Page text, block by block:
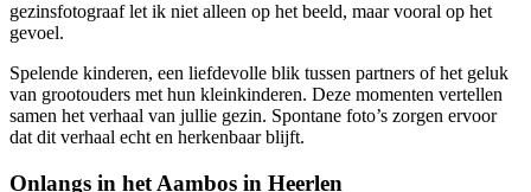
gezinsfotograaf let ik niet alleen op het beeld, maar vooral op het
gevoel.
Spelende kinderen, een liefdevolle blik tussen partners of het geluk
van grootouders met hun kleinkinderen. Deze momenten vertellen
samen het verhaal van jullie gezin. Spontane foto’s zorgen ervoor
dat dit verhaal echt en herkenbaar blijft.
Onlangs in het Aambos in Heerlen